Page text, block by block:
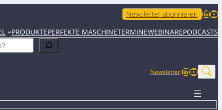
Newsletter abonnieren LinkedIn YouTube
PRODUKTEPERFEKTE MASCHINETERMINEWEBINAREPODCASTS
NewsletterLinkedIn